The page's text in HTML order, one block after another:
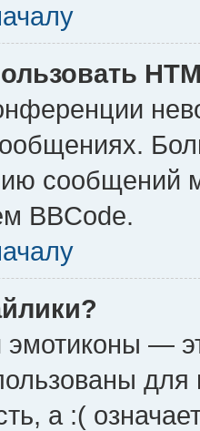
сообщений
BBCode.
—
а :(